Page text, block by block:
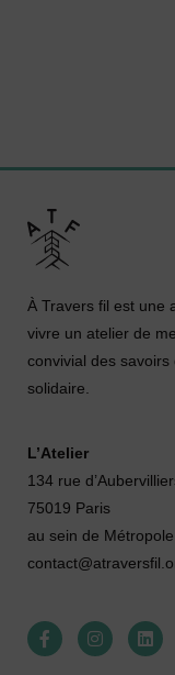
À Travers fil est une
vivre un atelier de
convivial des
solidaire.
L’Atelier
134 rue
75019 Paris
au sein de